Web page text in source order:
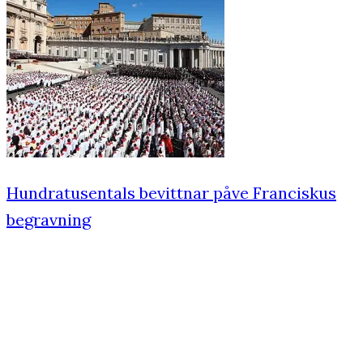
Hundratusentals bevittnar påve Franciskus
begravning